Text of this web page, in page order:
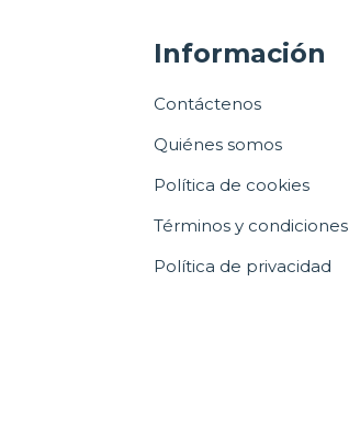
Información
Contáctenos
Quiénes somos
Política de cookies
Términos y condiciones
Política de privacidad